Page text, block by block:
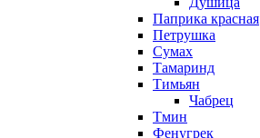
Паприка красная
Петрушка
Сумах
Тамаринд
Тимьян
Чабрец
Тмин
Фенугрек